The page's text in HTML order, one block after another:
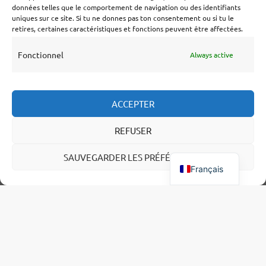
données telles que le comportement de navigation ou des identifiants
uniques sur ce site. Si tu ne donnes pas ton consentement ou si tu le
retires, certaines caractéristiques et fonctions peuvent être affectées.
Fonctionnel Always active
ACCEPTER
REFUSER
SAUVEGARDER LES PRÉFÉRENCES
2 MOIS IL Y A
TROIS COPRODUCTIONS ET UNE
COMMANDE DE COMPOSITION : LES
QUATRE PREMIÈRES REPRÉSENTATIONS
DU HOLLAND FESTIVAL 2026 ONT ÉTÉ
ANNONCÉES.
T Français